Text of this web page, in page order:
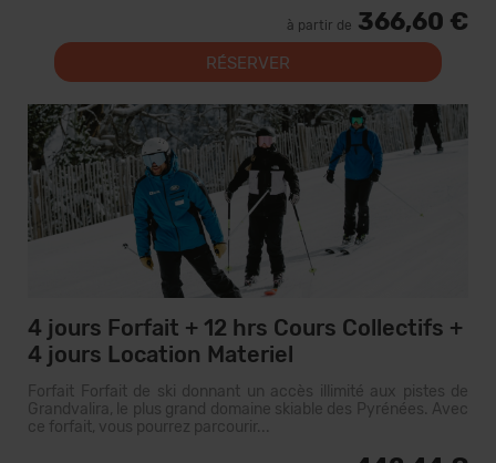
à partir de 366,60 €
RÉSERVER
4 jours Forfait + 12 hrs Cours Collectifs +
4 jours Location Materiel
Forfait Forfait de ski donnant un accès illimité aux pistes de
Grandvalira, le plus grand domaine skiable des Pyrénées. Avec
ce forfait, vous pourrez parcourir...